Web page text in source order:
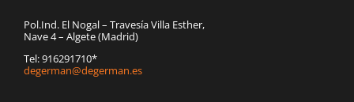
Pol.Ind. El Nogal – Travesía Villa Esther,
Nave 4 – Algete (Madrid)
Tel: 916291710*
degerman@degerman.es